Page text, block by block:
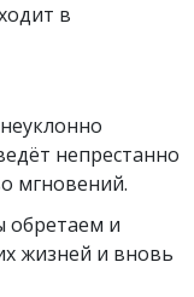
в
непрестанно
мгновений.
и
жизней и вновь